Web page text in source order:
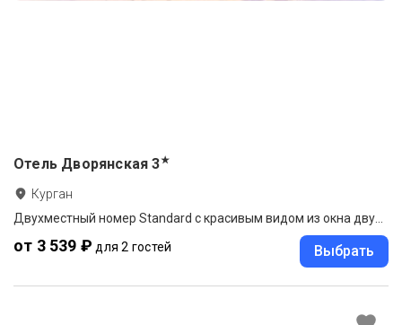
Отель Дворянская 3★
Курган
от 3 539 ₽ для 2 гостей Выбрать